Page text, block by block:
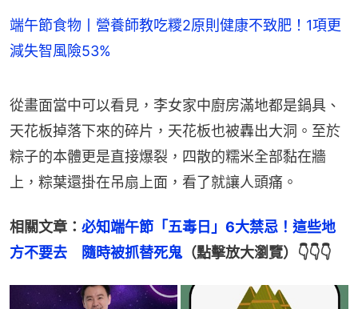
端午節食物丨營養師教吃糭2原則健康不致肥！1項更
減失智風險53%
從畫面當中可以看見，李女家中廚房滿地都是鍋具、
天花板掉落下來的碎片，天花板也被轟出大洞。至於
粽子的本體更是直接爆裂，四散的糯米全部黏在牆
上，粽葉還掛在吊扇上面，看了就讓人頭痛。
相關文章： 必知端午節「五毒日」6大禁忌！這些地
方不要去　隨時被抓替死鬼（點擊放大瀏覽）👇👇👇